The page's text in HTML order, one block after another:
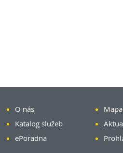
O nás
Katalog služeb
ePoradna